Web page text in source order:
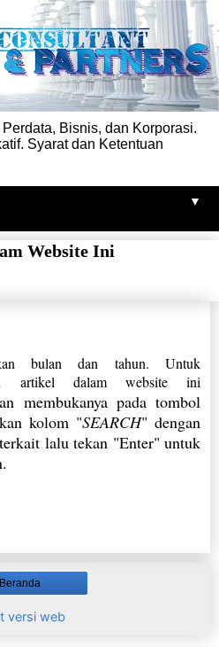
Bisnis, dan Korporasi.
Syarat dan Ketentuan
▼
Website Ini
bulan dan tahun. Untuk
artikel dalam website ini
membukanya pada tombol
kolom "SEARCH" dengan
lalu tekan "Enter" untuk
Beranda
versi web